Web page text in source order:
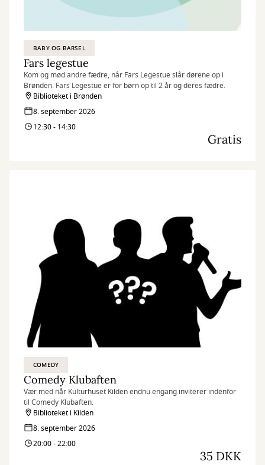
BABY OG BARSEL
Fars legestue
Kom og mød andre fædre, når Fars Legestue slår dørene op i
Brønden. Fars Legestue er for børn op til 2 år og deres fædre.
Biblioteket i Brønden
8. september 2026
12:30 - 14:30
Gratis
COMEDY
Comedy Klubaften
Vær med når Kulturhuset Kilden endnu engang inviterer indenfor
til Comedy Klubaften.
Biblioteket i Kilden
8. september 2026
20:00 - 22:00
35 DKK